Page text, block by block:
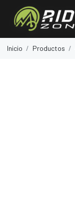
Inicio Productos